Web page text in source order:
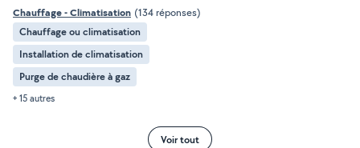
Chauffage - Climatisation (134 réponses)
Chauffage ou climatisation
Installation de climatisation
Purge de chaudière à gaz
+ 15 autres
Voir tout